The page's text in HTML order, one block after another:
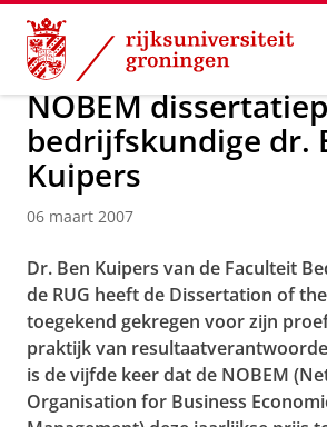
Skip
Content
Skip
Navigation
Over ons Actueel Nieuws
NOBEM
bedrijfskundige dr.
Kuipers
06 maart 2007
Dr. Ben Kuipers van de Faculteit
de RUG heeft de Dissertation of
toegekend gekregen voor zijn
praktijk van
is de vijfde keer dat de NOBEM
Organisation for Business